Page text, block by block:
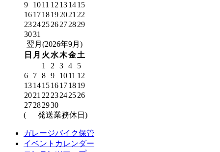
9
1011 12 131415
161718192021 22
23242526272829
3031
翌月(2026年9月)
日 月 火 水木金土
1
2 3 4
5
6
7 8 9 1011 12
13141516171819
2021 22 23242526
27282930
(
発送業務休日)
ガレージバイク保管
イベントカレンダー